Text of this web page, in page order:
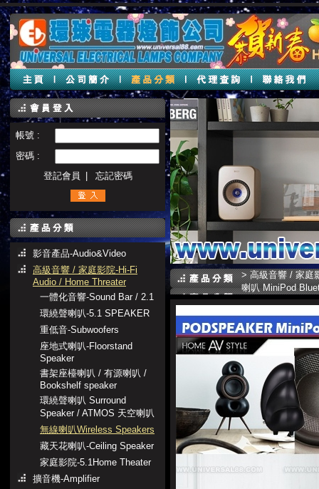
帳號 :
密碼 :
登記會員
忘記密碼
影音產品-Audio&Video
高級音響 / 家庭影院-Hi-Fi
Audio / Home Threater
一體化音響-Sound Bar / 2.1
環繞聲喇叭-5.1 SPEAKER
重低音-Subwoofers
座地式喇叭-Floorstand
Speaker
書架座檯喇叭 / 有源喇叭 /
Bookshelf speaker
環繞聲喇叭 Surround
Speaker / ATMOS 天空喇叭
無線喇叭Wireless Speakers
藏天花喇叭-Ceiling Speaker
家庭影院-5.1Home Theater
擴音機-Amplifier
>高級音響 / 家庭
喇叭 MiniPod